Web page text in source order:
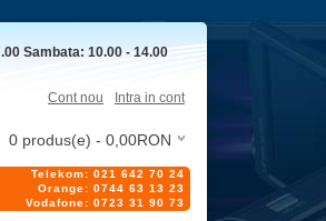
Sambata: 10.00 - 14.00
Cont nou Intra in cont
0 produs(e) - 0,00RON
Telekom: 021 642 70 24
Orange: 0744 63 13 23
Vodafone: 0723 31 90 73